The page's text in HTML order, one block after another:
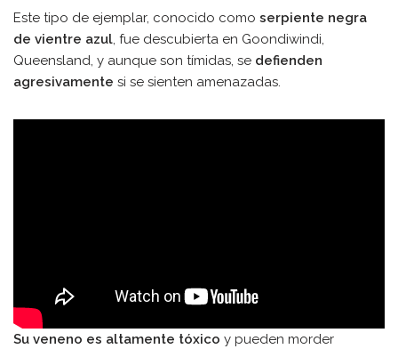
Este tipo de ejemplar, conocido como serpiente negra
de vientre azul, fue descubierta en Goondiwindi,
Queensland, y aunque son tímidas, se defienden
agresivamente si se sienten amenazadas.
Su veneno es altamente tóxico y pueden morder